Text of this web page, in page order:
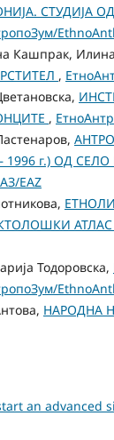
СТУДИЈА
Кашпрак, Илина
,
,
– 1996 г.) ОД
EAZ
Тодоровска,
НАРОДНА
an advanced